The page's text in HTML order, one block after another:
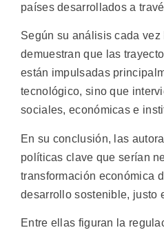
países desarrollados a
Según su análisis cada vez
demuestran que las
están impulsadas
tecnológico, sino que
sociales, económicas e
En su conclusión, las
políticas clave que serían
transformación económica
desarrollo sostenible, justo
Entre ellas figuran la